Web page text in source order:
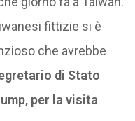
fittizie si è
che avrebbe
di Stato
per la visita